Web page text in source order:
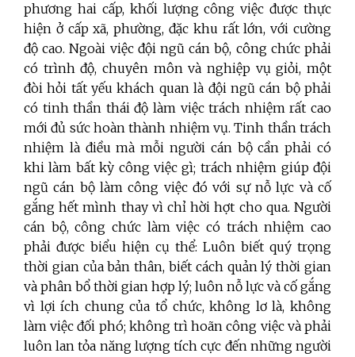
phương hai cấp, khối lượng công việc được thực
hiện ở cấp xã, phường, đặc khu rất lớn, với cường
độ cao. Ngoài việc đội ngũ cán bộ, công chức phải
có trình độ, chuyên môn và nghiệp vụ giỏi, một
đòi hỏi tất yếu khách quan là đội ngũ cán bộ phải
có tinh thần thái độ làm việc trách nhiệm rất cao
mới đủ sức hoàn thành nhiệm vụ.Tinh thần trách
nhiệm là điều mà mỗi người cán bộ cần phải có
khi làm bất kỳ công việc gì; trách nhiệm giúp đội
ngũ cán bộ làm công việc đó với sự nỗ lực và cố
gắng hết mình thay vì chỉ hời hợt cho qua. Người
cán bộ, công chức làm việc có trách nhiệm cao
phải được biểu hiện cụ thể: Luôn biết quý trọng
thời gian của bản thân, biết cách quản lý thời gian
và phân bổ thời gian hợp lý; luôn nỗ lực và cố gắng
vì lợi ích chung của tổ chức, không lơ là, không
làm việc đối phó; không trì hoãn công việc và phải
luôn lan tỏa năng lượng tích cực đến những người